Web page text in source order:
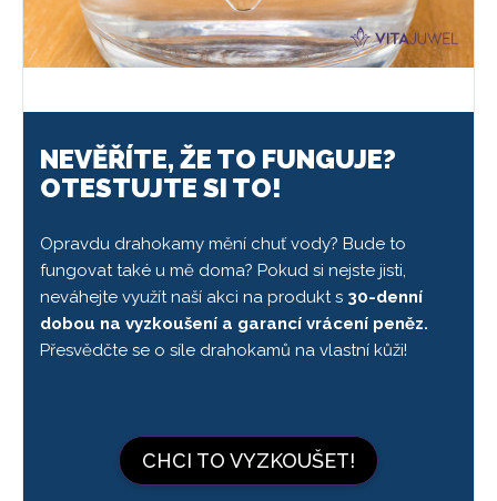
NEVĚŘÍTE, ŽE TO FUNGUJE?
OTESTUJTE SI TO!
Opravdu drahokamy mění chuť vody? Bude to
fungovat také u mě doma? Pokud si nejste jisti,
neváhejte využít naší akci na produkt s 30-denní
dobou na vyzkoušení a garancí vrácení peněz.
Přesvědčte se o síle drahokamů na vlastní kůži!
CHCI TO VYZKOUŠET!